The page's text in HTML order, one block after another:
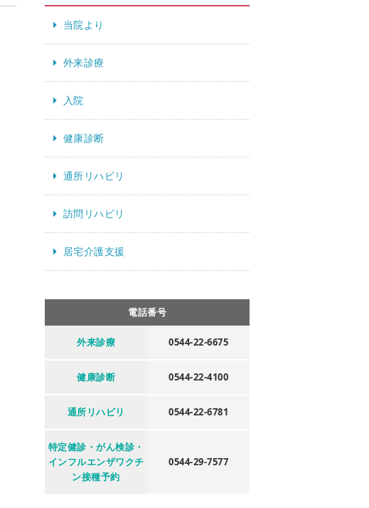
当院より
外来診療
入院
健康診断
通所リハビリ
訪問リハビリ
居宅介護支援
電話番号
外来診療 0544-22-6675
健康診断 0544-22-4100
通所リハビリ 0544-22-6781
特定健診・がん検診・
インフルエンザワクチ
ン接種予約
0544-29-7577